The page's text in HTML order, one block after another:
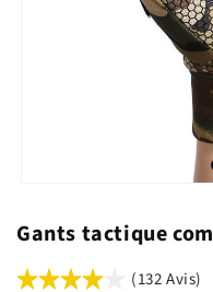
Gants tactique
(132 Avis)